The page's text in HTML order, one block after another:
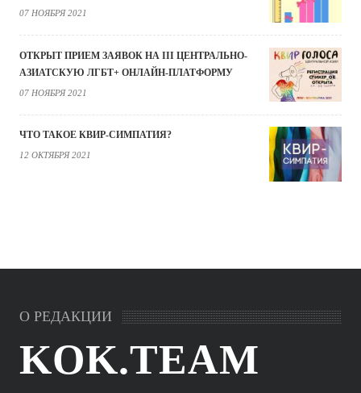
07 НОЯБРЯ 2021
ОТКРЫТ ПРИЕМ ЗАЯВОК НА III ЦЕНТРАЛЬНО-
АЗИАТСКУЮ ЛГБТ+ ОНЛАЙН-ПЛАТФОРМУ
07 НОЯБРЯ 2021
ЧТО ТАКОЕ КВИР-СИМПАТИЯ?
12 ОКТЯБРЯ 2021
О РЕДАКЦИИ
KOK.TEAM